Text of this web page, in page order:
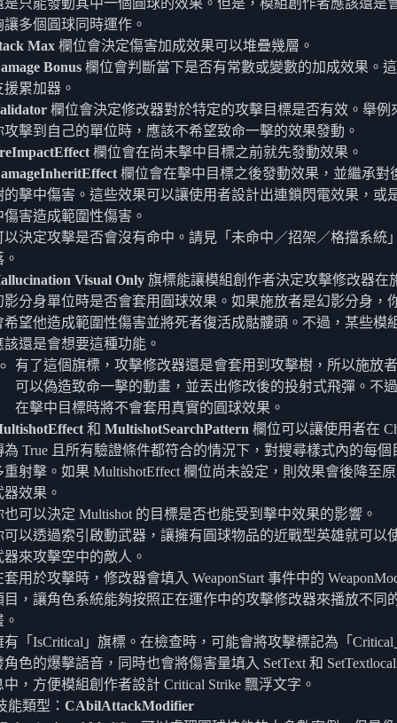
是只能發動其中一個圓球的效果。但是，模組創作者應該還是
讓多個圓球同時運作。
Max欄位會決定傷害加成效果可以堆疊幾層。
Bonus欄位會判斷當下是否有常數或變數的加成效果。
援累加器。
欄位會決定修改器對於特定的攻擊目標是否有效。舉例
攻擊到自己的單位時，應該不希望致命一擊的效果發動。
欄位會在尚未擊中目標之前就先發動效果。
欄位會在擊中目標之後發動效果，並繼承對
的擊中傷害。這些效果可以讓使用者設計出連鎖閃電效果，或
傷害造成範圍性傷害。
以決定攻擊是否會沒有命中。請見「未命中／招架／格擋系統
Visual Only旗標能讓模組創作者決定攻擊修改器在
影分身單位時是否會套用圓球效果。如果施放者是幻影分身，
希望他造成範圍性傷害並將死者復活成骷髏頭。不過，某些模
該還是會想要這種功能。
有了這個旗標，攻擊修改器還是會套用到攻擊樹，所以施放
可以偽造致命一擊的動畫，並丟出修改後的投射式飛彈。不
在擊中目標時將不會套用真實的圓球效果。
和 MultishotSearchPattern 欄位可以讓使用者在
為 True 且所有驗證條件都符合的情況下，對搜尋樣式內的每個
重射擊。如果 MultishotEffect 欄位尚未設定，則效果會後降至
器效果。
也可以決定 Multishot 的目標是否也能受到擊中效果的影響。
可以透過索引啟動武器，讓擁有圓球物品的近戰型英雄就可以
器來攻擊空中的敵人。
套用於攻擊時，修改器會填入 WeaponStart 事件中的
目，讓角色系統能夠按照正在運作中的攻擊修改器來播放不同
有「IsCritical」旗標。在檢查時，可能會將攻擊標記為「
角色的爆擊語音，同時也會將傷害量填入 SetText 和
中，方便模組創作者設計 Critical Strike 飄浮文字。
能類型： CAbilAttackModifier